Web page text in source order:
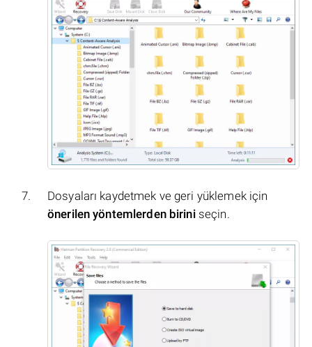
Dosyaları kaydetmek ve geri yüklemek için
önerilen yöntemlerden biriniseçin.